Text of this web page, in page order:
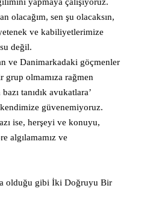
olacağım, sen şu olacaksın,
ve kabiliyetlerimize
değil.
ve Danimarkadaki göçmenler
grup olmamıza rağmen
tanıdık avukatlara’
güvenemiyoruz.
ise, herşeyi ve konuyu,
algılamamız ve
olduğu gibi İki Doğruyu Bir